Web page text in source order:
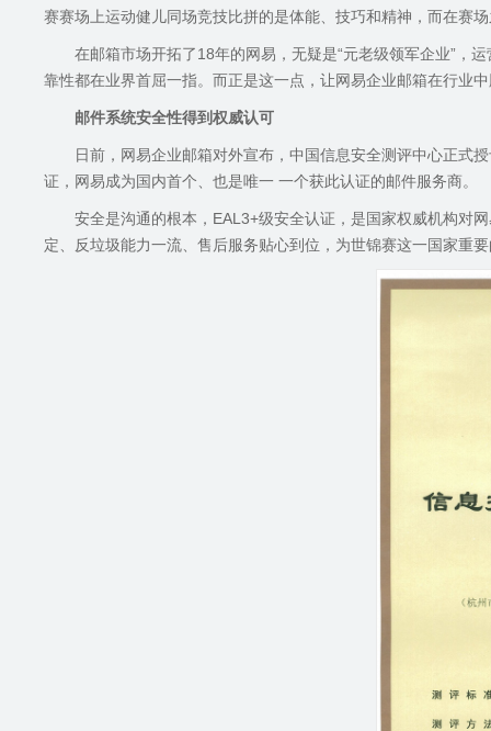
赛赛场上运动健儿同场竞技比拼的是体能、技巧和精神，而在赛
在邮箱市场开拓了18年的网易，无疑是“元老级领军企业”，
靠性都在业界首屈一指。而正是这一点，让网易企业邮箱在行业
邮件系统安全性得到权威认可
日前，网易企业邮箱对外宣布，中国信息安全测评中心正式
证，网易成为国内首个、也是唯一 一个获此认证的邮件服务商。
安全是沟通的根本，EAL3+级安全认证，是国家权威机构对
定、反垃圾能力一流、售后服务贴心到位，为世锦赛这一国家重